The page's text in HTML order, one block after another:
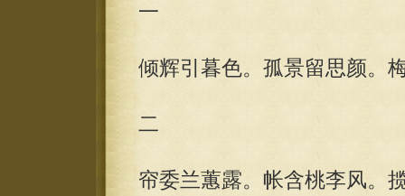
一
倾辉引暮色。孤景留思颜。
二
帘委兰蕙露。帐含桃李风。